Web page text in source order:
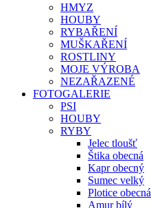
HMYZ
HOUBY
RYBAŘENÍ
MUŠKAŘENÍ
ROSTLINY
MOJE VÝROBA
NEZAŘAZENÉ
FOTOGALERIE
PSI
HOUBY
RYBY
Jelec tloušť
Štika obecná
Kapr obecný
Sumec velký
Plotice obecná
Amur bílý